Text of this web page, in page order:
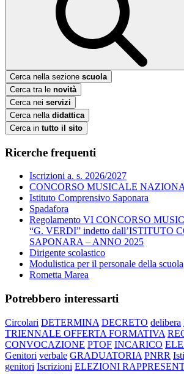
Cerca nella sezione scuola
Cerca tra le novità
Cerca nei servizi
Cerca nella didattica
Cerca in tutto il sito
Ricerche frequenti
Iscrizioni a. s. 2026/2027
CONCORSO MUSICALE
Istituto Comprensivo Saponara
Spadafora
Regolamento VI CONCORSO
“G. VERDI” indetto dall’ISTITUTO
SAPONARA – ANNO 2025
Dirigente scolastico
Modulistica per il personale della scuola
Rometta Marea
Potrebbero interessarti
Circolari DETERMINA DECRETO delibera
TRIENNALE OFFERTA FORMATIVA
CONVOCAZIONE PTOF INCARICO
Genitori verbale GRADUATORIA PNRR
genitori Iscrizioni ELEZIONI